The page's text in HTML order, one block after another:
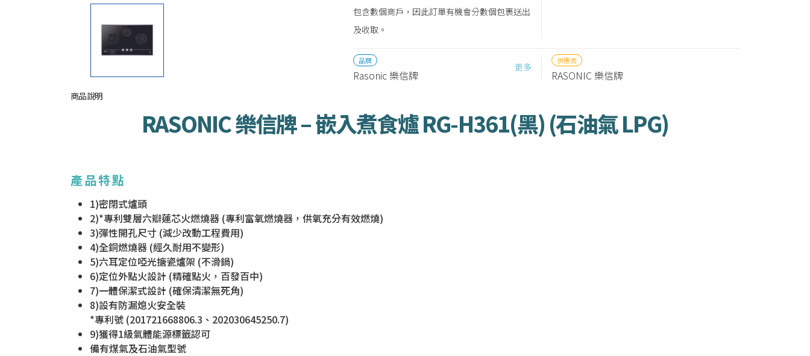
包含數個商戶，因此訂單有機會分數個包裹送出
及收取。
品牌
Rasonic 樂信牌
更多
供應商
RASONIC 樂信牌
商品說明
RASONIC 樂信牌 – 嵌入煮食爐 RG-H361(黑) (石油氣 LPG)
產品特點
1)密閉式爐頭
2)*專利雙層六瓣蓮芯火燃燒器 (專利富氧燃燒器，供氧充分有效燃燒)
3)彈性開孔尺寸 (減少改動工程費用)
4)全銅燃燒器 (經久耐用不變形)
5)六耳定位啞光搪瓷爐架 (不滑鍋)
6)定位外點火設計 (精確點火，百發百中)
7)一體保潔式設計 (確保清潔無死角)
8)設有防漏熄火安全裝
*專利號 (201721668806.3、202030645250.7)
9)獲得1級氣體能源標籤認可
備有煤氣及石油氣型號